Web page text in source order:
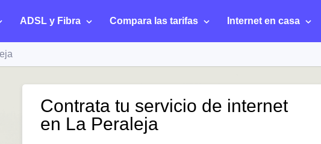
ADSL y Fibra Compara las tarifas Internet en casa
Contrata tu servicio de internet
en La Peraleja